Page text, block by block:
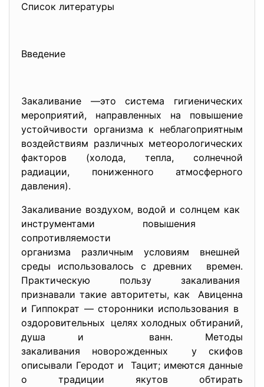
Список литературы
Введение
Закаливание —это система гигиенических
мероприятий, направленных на повышение
устойчивости организма к неблагоприятным
воздействиям различных метеорологических
факторов (холода, тепла, солнечной
радиации, пониженного атмосферного
давления).
Закаливание воздухом, водой и солнцем как
инструментами повышения
сопротивляемости
организма различным условиям внешней
среды использовалось с древних времен.
Практическую пользу закаливания
признавали такие авторитеты, как Авиценна
и Гиппократ — сторонники использования в
оздоровительных целях холодных обтираний,
душа и ванн. Методы
закаливания новорожденных у скифов
описывали Геродот и Тацит; имеются данные
о традиции якутов обтирать